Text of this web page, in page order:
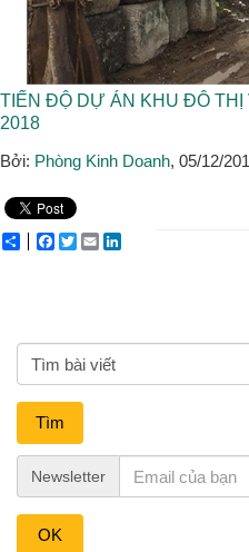
TIẾN ĐỘ DỰ ÁN KHU ĐÔ THỊ
2018
Bởi: Phòng Kinh Doanh, 05/12/
ShareFacebook
Twitter
Email
Tìm
Newsletter
OK